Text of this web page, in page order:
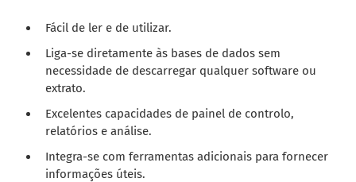
Fácil de ler e de utilizar.
Liga-se diretamente às bases de dados sem
necessidade de descarregar qualquer software ou
extrato.
Excelentes capacidades de painel de controlo,
relatórios e análise.
Integra-se com ferramentas adicionais para fornecer
informações úteis.